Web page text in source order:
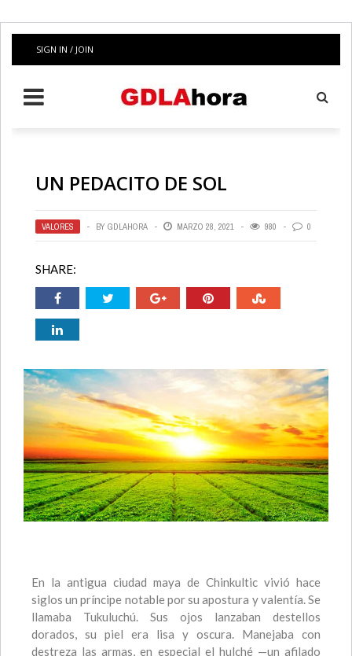
SIGN IN / JOIN
UN PEDACITO DE SOL
VALORES BY GDLAHORA MARZO 28, 2021 980 0
SHARE:
En la antigua ciudad maya de Chinkultic vivió hace
siglos un príncipe notable por su apostura y valentía. Se
llamaba Tukuluchú. Sus ojos lanzaban destellos
dorados, su piel era lisa y oscura. Manejaba con
destreza las armas, en especial el hulché —un afilado